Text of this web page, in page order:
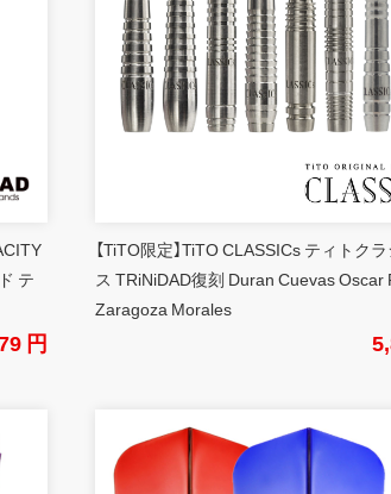
テ
円
【TiTO限定】TiTO CLASSICs ティトク
ス TRiNiDAD復刻 Duran Cuevas Oscar
Zaragoza Morales